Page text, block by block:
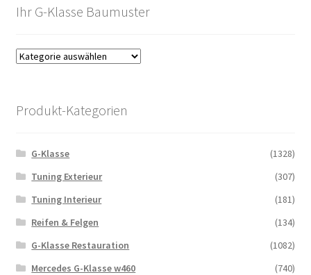
Ihr G-Klasse Baumuster
Produkt-Kategorien
G-Klasse
(1328)
Tuning Exterieur
(307)
Tuning Interieur
(181)
Reifen & Felgen
(134)
G-Klasse Restauration
(1082)
Mercedes G-Klasse w460
(740)